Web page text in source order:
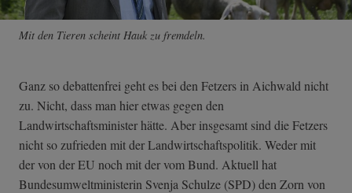
Mit den Tieren scheint Hauk zu fremdeln.
Ganz so debattenfrei geht es bei den Fetzers in Aichwald nicht
zu. Nicht, dass man hier etwas gegen den
Landwirtschaftsminister hätte. Aber insgesamt sind die Fetzers
nicht so zufrieden mit der Landwirtschaftspolitik. Weder mit
der von der EU noch mit der vom Bund. Aktuell hat
Bundesumweltministerin Svenja Schulze (SPD) den Zorn von